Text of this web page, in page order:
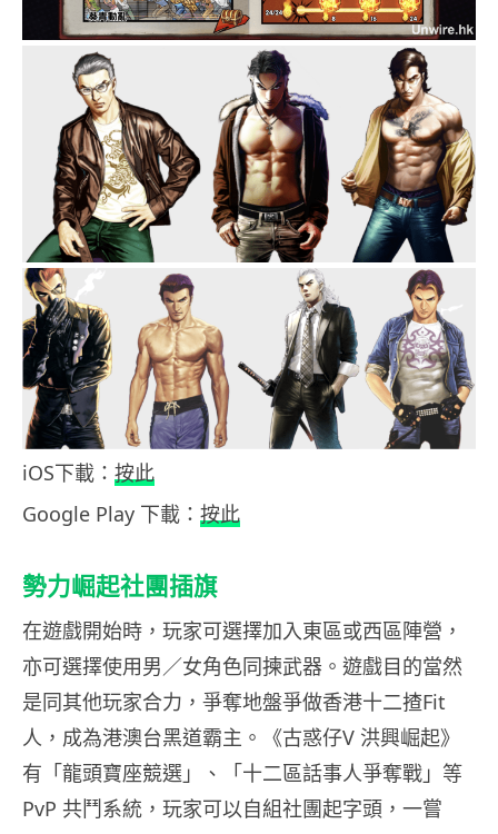
iOS下載： 按此
Google Play 下載： 按此
勢力崛起社團插旗
在遊戲開始時，玩家可選擇加入東區或西區陣營，
亦可選擇使用男／女角色同揀武器。遊戲目的當然
是同其他玩家合力，爭奪地盤爭做香港十二揸Fit
人，成為港澳台黑道霸主。《古惑仔V 洪興崛起》
有「龍頭寶座競選」、「十二區話事人爭奪戰」等
PvP 共鬥系統，玩家可以自組社團起字頭，一嘗